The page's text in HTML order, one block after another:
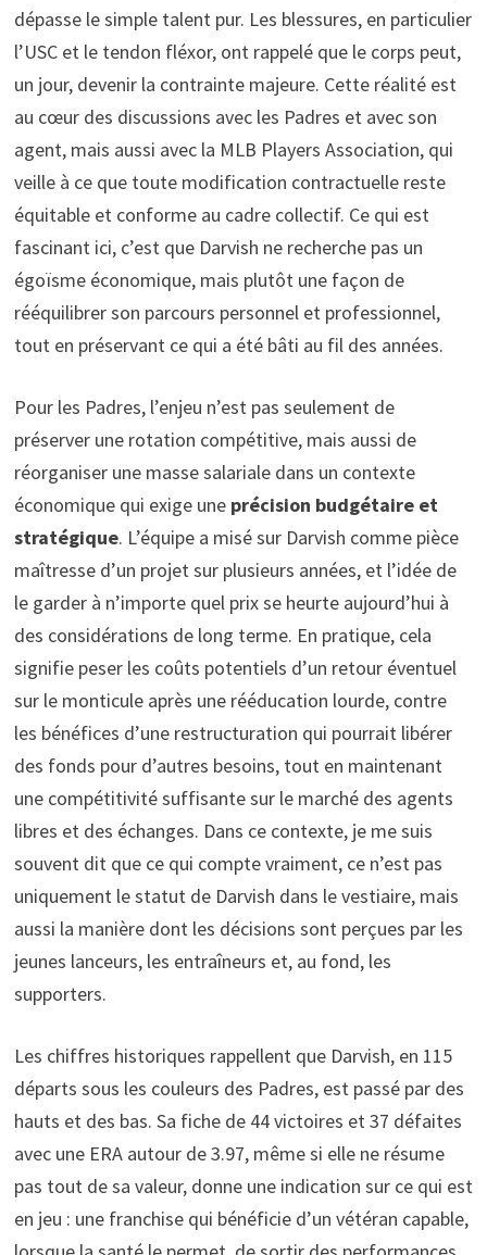
dépasse le simple talent pur. Les blessures, en particulier
l’USC et le tendon fléxor, ont rappelé que le corps peut,
un jour, devenir la contrainte majeure. Cette réalité est
au cœur des discussions avec les Padres et avec son
agent, mais aussi avec la MLB Players Association, qui
veille à ce que toute modification contractuelle reste
équitable et conforme au cadre collectif. Ce qui est
fascinant ici, c’est que Darvish ne recherche pas un
égoïsme économique, mais plutôt une façon de
rééquilibrer son parcours personnel et professionnel,
tout en préservant ce qui a été bâti au fil des années.
Pour les Padres, l’enjeu n’est pas seulement de
préserver une rotation compétitive, mais aussi de
réorganiser une masse salariale dans un contexte
économique qui exige une précision budgétaire et
stratégique. L’équipe a misé sur Darvish comme pièce
maîtresse d’un projet sur plusieurs années, et l’idée de
le garder à n’importe quel prix se heurte aujourd’hui à
des considérations de long terme. En pratique, cela
signifie peser les coûts potentiels d’un retour éventuel
sur le monticule après une rééducation lourde, contre
les bénéfices d’une restructuration qui pourrait libérer
des fonds pour d’autres besoins, tout en maintenant
une compétitivité suffisante sur le marché des agents
libres et des échanges. Dans ce contexte, je me suis
souvent dit que ce qui compte vraiment, ce n’est pas
uniquement le statut de Darvish dans le vestiaire, mais
aussi la manière dont les décisions sont perçues par les
jeunes lanceurs, les entraîneurs et, au fond, les
supporters.
Les chiffres historiques rappellent que Darvish, en 115
départs sous les couleurs des Padres, est passé par des
hauts et des bas. Sa fiche de 44 victoires et 37 défaites
avec une ERA autour de 3.97, même si elle ne résume
pas tout de sa valeur, donne une indication sur ce qui est
en jeu : une franchise qui bénéficie d’un vétéran capable,